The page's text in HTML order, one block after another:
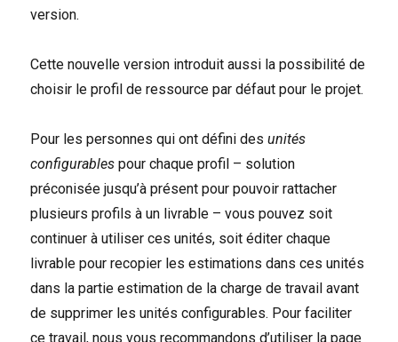
version.
Cette nouvelle version introduit aussi la possibilité de
choisir le profil de ressource par défaut pour le projet.
Pour les personnes qui ont défini desunités
configurables pour chaque profil – solution
préconisée jusqu’à présent pour pouvoir rattacher
plusieurs profils à un livrable – vous pouvez soit
continuer à utiliser ces unités, soit éditer chaque
livrable pour recopier les estimations dans ces unités
dans la partie estimation de la charge de travail avant
de supprimer les unités configurables. Pour faciliter
ce travail, nous vous recommandons d’utiliser la page